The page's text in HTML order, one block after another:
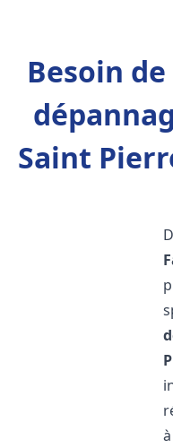
Besoin
Saint